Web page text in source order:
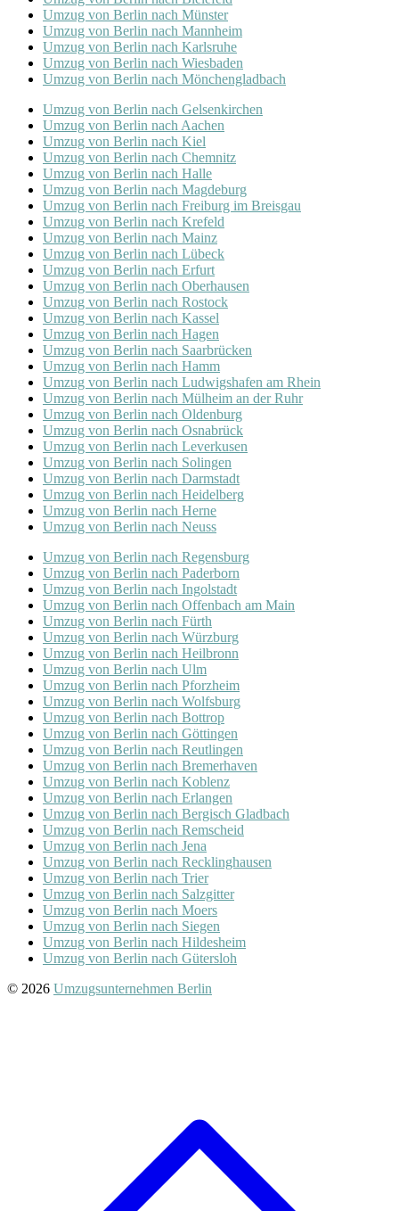
Umzug von Berlin nach Münster
Umzug von Berlin nach Mannheim
Umzug von Berlin nach Karlsruhe
Umzug von Berlin nach Wiesbaden
Umzug von Berlin nach Mönchen­gladbach
Umzug von Berlin nach Gelsenkirchen
Umzug von Berlin nach Aachen
Umzug von Berlin nach Kiel
Umzug von Berlin nach Chemnitz
Umzug von Berlin nach Halle
Umzug von Berlin nach Magdeburg
Umzug von Berlin nach Freiburg im Breisgau
Umzug von Berlin nach Krefeld
Umzug von Berlin nach Mainz
Umzug von Berlin nach Lübeck
Umzug von Berlin nach Erfurt
Umzug von Berlin nach Oberhausen
Umzug von Berlin nach Rostock
Umzug von Berlin nach Kassel
Umzug von Berlin nach Hagen
Umzug von Berlin nach Saarbrücken
Umzug von Berlin nach Hamm
Umzug von Berlin nach Ludwigshafen am Rhein
Umzug von Berlin nach Mülheim an der Ruhr
Umzug von Berlin nach Oldenburg
Umzug von Berlin nach Osnabrück
Umzug von Berlin nach Leverkusen
Umzug von Berlin nach Solingen
Umzug von Berlin nach Darmstadt
Umzug von Berlin nach Heidelberg
Umzug von Berlin nach Herne
Umzug von Berlin nach Neuss
Umzug von Berlin nach Regensburg
Umzug von Berlin nach Paderborn
Umzug von Berlin nach Ingolstadt
Umzug von Berlin nach Offenbach am Main
Umzug von Berlin nach Fürth
Umzug von Berlin nach Würzburg
Umzug von Berlin nach Heilbronn
Umzug von Berlin nach Ulm
Umzug von Berlin nach Pforzheim
Umzug von Berlin nach Wolfsburg
Umzug von Berlin nach Bottrop
Umzug von Berlin nach Göttingen
Umzug von Berlin nach Reutlingen
Umzug von Berlin nach Bremer­haven
Umzug von Berlin nach Koblenz
Umzug von Berlin nach Erlangen
Umzug von Berlin nach Bergisch Gladbach
Umzug von Berlin nach Remscheid
Umzug von Berlin nach Jena
Umzug von Berlin nach Recklinghausen
Umzug von Berlin nach Trier
Umzug von Berlin nach Salzgitter
Umzug von Berlin nach Moers
Umzug von Berlin nach Siegen
Umzug von Berlin nach Hildesheim
Umzug von Berlin nach Gütersloh
© 2026 Umzugsunternehmen Berlin